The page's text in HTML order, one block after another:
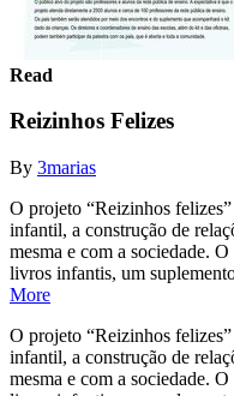
Read
Reizinhos Felizes
By 3marias
O projeto “Reizinhos
infantil, a construção de
mesma e com a sociedade.
livros infantis, um
More
O projeto “Reizinhos
infantil, a construção de
mesma e com a sociedade.